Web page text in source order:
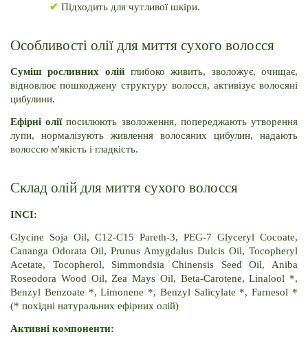
✔ Підходить для чутливої ​​шкіри.
Особливості олії для миття сухого волосся
Суміш рослинних олій глибоко живить, зволожує, очищає,
відновлює пошкоджену структуру волосся, активізує волосяні
цибулини.
Ефірні олії посилюють зволоження, попереджають утворення
лупи, нормалізують живлення волосяних цибулин, надають
волоссю м'якість і гладкість.
Склад олій для миття сухого волосся
INCI:
Glycine Soja Oil, C12-C15 Pareth-3, PEG-7 Glyceryl Cocoate,
Cananga Odorata Oil, Prunus Amygdalus Dulcis Oil, Tocopheryl
Acetate, Tocopherol, Simmondsia Chinensis Seed Oil, Aniba
Roseodora Wood Oil, Zea Mays Oil, Beta-Carotene, Linalool *,
Benzyl Benzoate *, Limonene *, Benzyl Salicylate *, Farnesol *
(* похідні натуральних ефірних олій)
Активні компоненти: